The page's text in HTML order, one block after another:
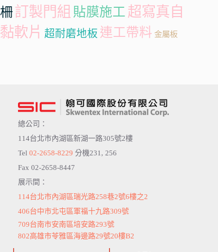
柵訂製門組 貼膜施工 超寫真自
黏軟片 超耐磨地板 連工帶料 金屬板
總公司：
114台北市內湖區新湖一路305號2樓
Tel 02-2658-8229 分機231, 256
Fax 02-2658-8447
展示間：
114台北市內湖區瑞光路258巷2號6樓之2
406台中市北屯區軍福十九路309號
709台南市安南區培安路293號
802高雄市苓雅區海邊路29號20樓B2